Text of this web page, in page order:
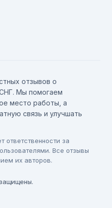
отзывов о
Мы помогаем
место работы, а
связь и улучшать
ответственности за
Все отзывы
их авторов.